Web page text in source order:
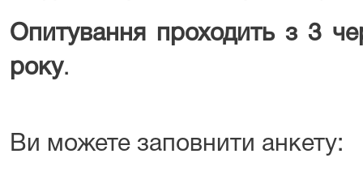
Опитування проходить з 3
року.
Ви можете заповнити анкету: